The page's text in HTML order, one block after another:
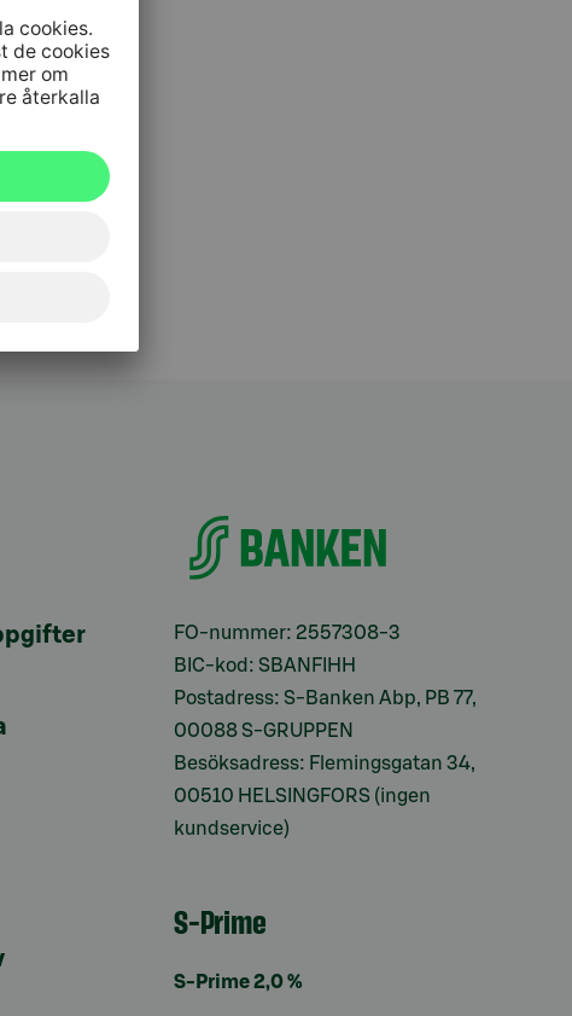
FO-nummer: 2557308-3
BIC-kod: SBANFIHH
Postadress: S-Banken Abp, PB 77,
00088 S-GRUPPEN
Besöksadress: Flemingsgatan 34,
00510 HELSINGFORS (ingen
kundservice)
S-Prime
S-Prime 2,0 %